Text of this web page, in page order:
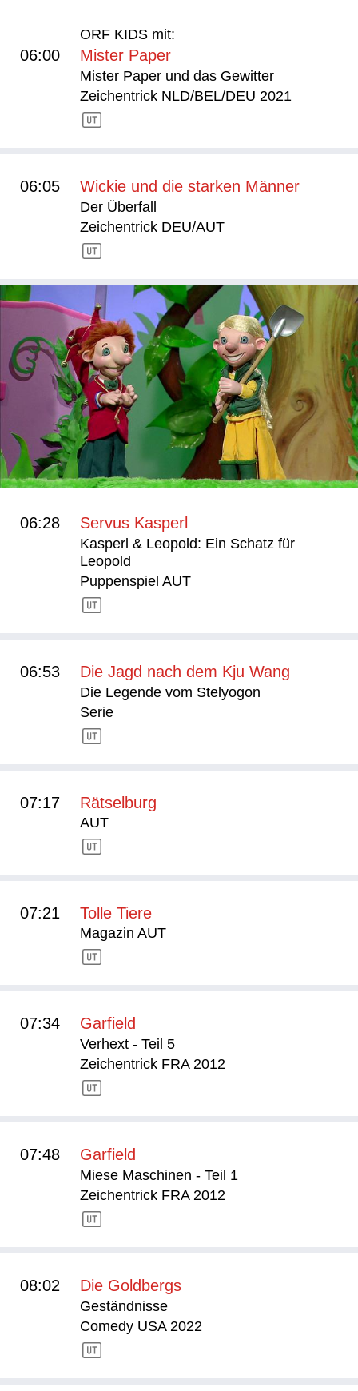
ORF KIDS mit:
06:00 Mister Paper
Mister Paper und das Gewitter
Zeichentrick NLD/BEL/DEU 2021
06:05 Wickie und die starken Männer
Der Überfall
Zeichentrick DEU/AUT
06:28 Servus Kasperl
Kasperl & Leopold: Ein Schatz für
Leopold
Puppenspiel AUT
06:53 Die Jagd nach dem Kju Wang
Die Legende vom Stelyogon
Serie
07:17 Rätselburg
AUT
07:21 Tolle Tiere
Magazin AUT
07:34 Garfield
Verhext - Teil 5
Zeichentrick FRA 2012
07:48 Garfield
Miese Maschinen - Teil 1
Zeichentrick FRA 2012
08:02 Die Goldbergs
Geständnisse
Comedy USA 2022